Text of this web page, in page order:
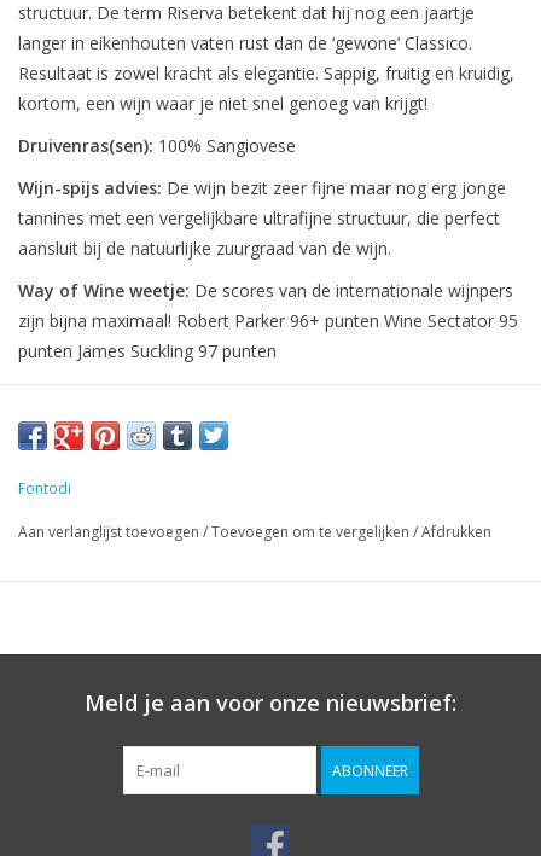
structuur. De term Riserva betekent dat hij nog een jaartje
langer in eikenhouten vaten rust dan de ‘gewone’ Classico.
Resultaat is zowel kracht als elegantie. Sappig, fruitig en kruidig,
kortom, een wijn waar je niet snel genoeg van krijgt!
Druivenras(sen): 100% Sangiovese
Wijn-spijs advies: De wijn bezit zeer fijne maar nog erg jonge
tannines met een vergelijkbare ultrafijne structuur, die perfect
aansluit bij de natuurlijke zuurgraad van de wijn.
Way of Wine weetje: De scores van de internationale wijnpers
zijn bijna maximaal! Robert Parker 96+ punten Wine Sectator 95
punten James Suckling 97 punten
Fontodi
Aan verlanglijst toevoegen /Toevoegen om te vergelijken /Afdrukken
Meld je aan voor onze nieuwsbrief:
ABONNEER